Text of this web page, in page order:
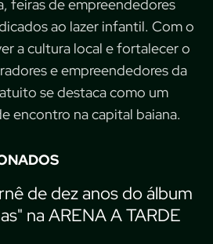
feiras de empreendedores
ao lazer infantil. Com o
a cultura local e fortalecer o
e empreendedores da
se destaca como um
encontro na capital baiana.
de dez anos do álbum
na ARENA A TARDE